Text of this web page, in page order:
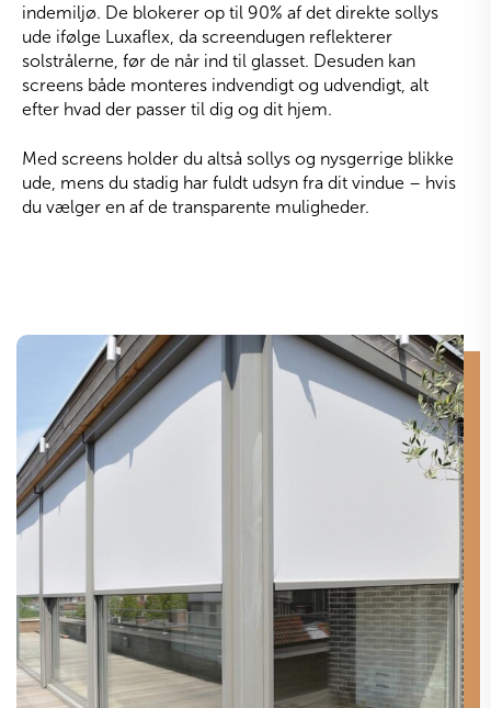
indemiljø. De blokerer op til 90% af det direkte sollys
ude ifølge Luxaflex, da screendugen reflekterer
solstrålerne, før de når ind til glasset. Desuden kan
screens både monteres indvendigt og udvendigt, alt
efter hvad der passer til dig og dit hjem.
Med screens holder du altså sollys og nysgerrige blikke
ude, mens du stadig har fuldt udsyn fra dit vindue – hvis
du vælger en af de transparente muligheder.